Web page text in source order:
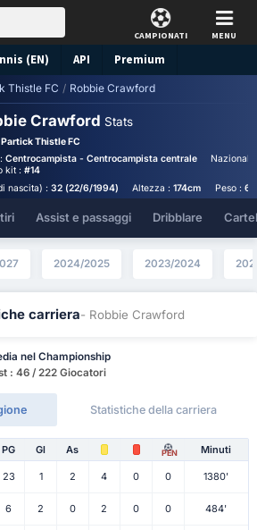
CAMPIONATI MENU
(EN) API Premium
Thistle FC / Robbie Crawford
Crawford Stats
Partick Thistle FC
Centrocampista - Centrocampista centrale
kit :#14
nascita) : 32 (22/6/1994) Altezza :174cm Peso :
Assist e passaggi Dribblare
2024/2025 2023/2024
carriera- Robbie Crawford
nel Championship
: 46 / 222 Giocatori
Statistiche della carriera
PG Gl As PEN Minuti
23 1 2 4 0 0 1380'
6 2 0 2 0 0 484'